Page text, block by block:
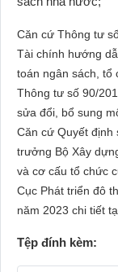
Căn cứ Thông tư
Tài chính hướng
toán ngân sách, tổ
Thông tư số 90/
sửa đổi, bổ sung
Căn cứ Quyết định
trưởng Bộ Xây
và cơ cấu tổ chức
Cục Phát triển đô
năm 2023 chi tiết
Tệp đính kèm: